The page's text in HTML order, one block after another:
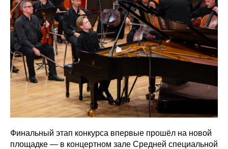
Финальный этап конкурса впервые прошёл на новой
площадке — в концертном зале Средней специальной